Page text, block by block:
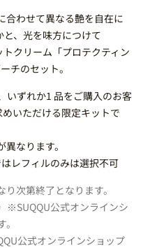
合わせて異なる艶を自在に
、光を味方につけて
クリーム「プロテクティン
チのセット。
いずれか1 品をご購入のお客
いただける限定キットで
なります。
レフィルのみは選択不可
次第終了となります。
※SUQQU公式オンラインシ
公式オンラインショップ